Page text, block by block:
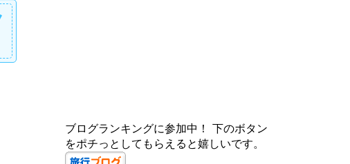
ブログランキングに参加中！ 下のボタン
をポチっとしてもらえると嬉しいです。